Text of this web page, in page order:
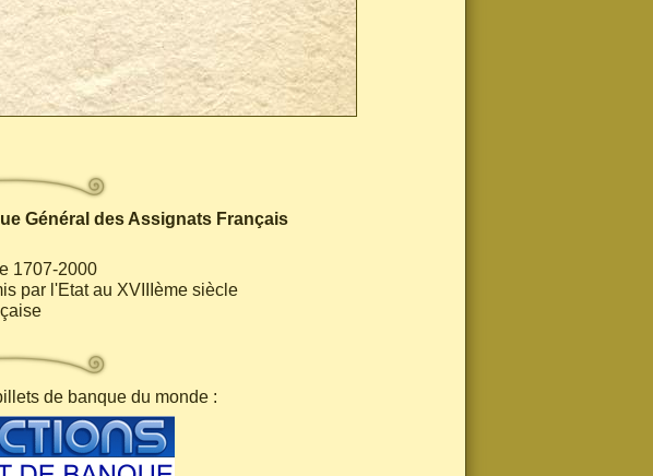
Général des Assignats Français
1707-2000
par l'Etat au XVIIIème siècle
de banque du monde :